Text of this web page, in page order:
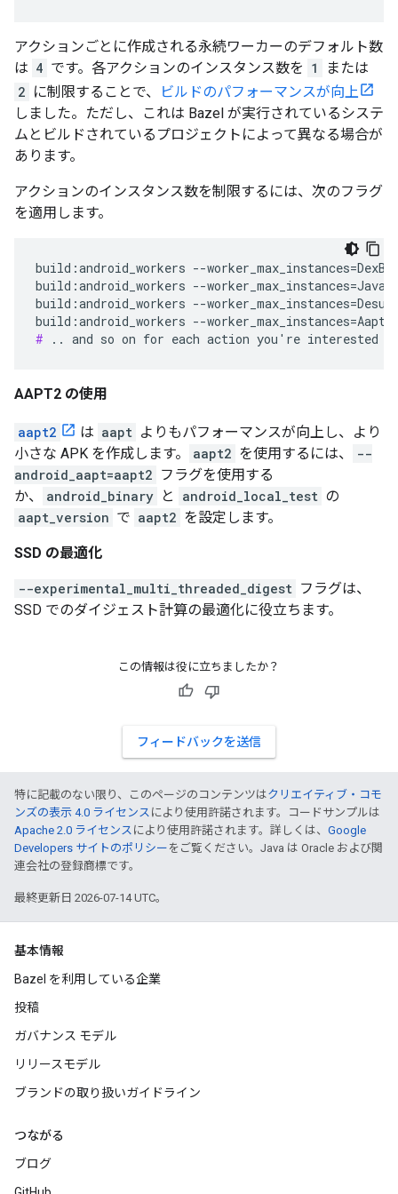
アクションごとに作成される永続ワーカーのデフォルト数
は 4 です。各アクションのインスタンス数を 1
または
2 に制限することで、
ビルドのパフォーマンスが向上
しました。ただし、これは Bazel が実行されているシステ
ムとビルドされているプロジェクトによって異なる場合が
あります。
アクションのインスタンス数を制限するには、次のフラグ
を適用します。
build:android_workers --
build:android_workers --
build:android_workers --
#
AAPT2 の使用
aapt2 は aapt よりもパフォーマンスが向上し、より
小さな APK を作成します。
aapt2 を使用するには、
--
android_aapt=aapt2 フラグを使用する
か、
android_binary と android_local_test の
aapt_version で aapt2 を設定します。
SSD の最適化
--experimental_multi_threaded_digest フラグは、
SSD でのダイジェスト計算の最適化に役立ちます。
この情報は役に立ちましたか？
フィードバックを送信
特に記載のない限り、このページのコンテンツはクリエイティブ・コモ
ンズの表示 4.0 ライセンス により使用許諾されます。コードサンプルは
Apache 2.0 ライセンス により使用許諾されます。詳しくは、 Google
Developers サイトのポリシー をご覧ください。Java は Oracle および関
連会社の登録商標です。
最終更新日 2026-07-14 UTC。
基本情報
Bazel を利用している企業
投稿
ガバナンス モデル
リリースモデル
ブランドの取り扱いガイドライン
つながる
ブログ